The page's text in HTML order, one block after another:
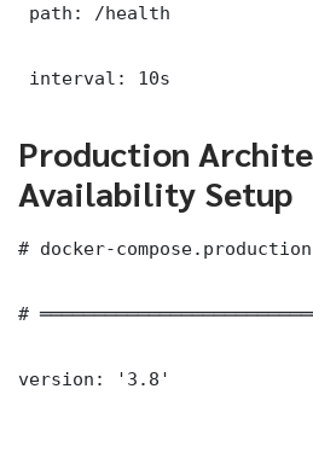
path: /health
interval: 10s
Production
Availability Setup
# docker-
#
version: '3.8'